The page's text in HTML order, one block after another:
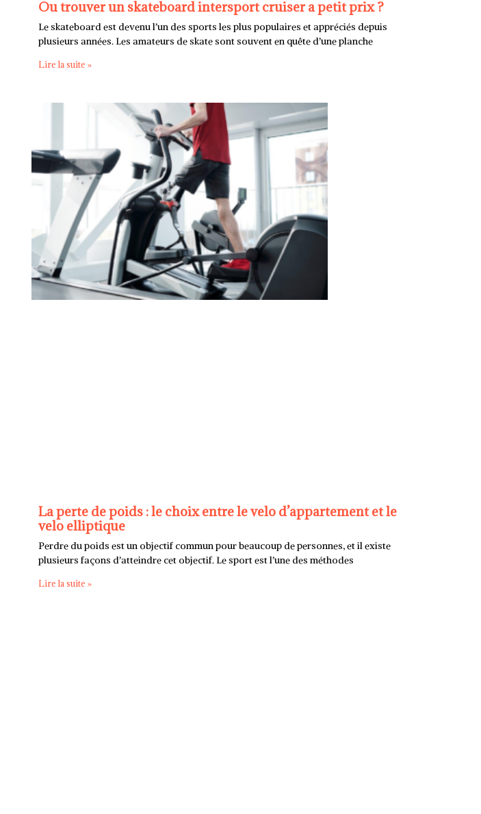
Ou trouver un skateboard intersport cruiser a petit prix ?
Le skateboard est devenu l’un des sports les plus populaires et appréciés depuis
plusieurs années. Les amateurs de skate sont souvent en quête d’une planche
Lire la suite »
La perte de poids : le choix entre le velo d’appartement et le
velo elliptique
Perdre du poids est un objectif commun pour beaucoup de personnes, et il existe
plusieurs façons d’atteindre cet objectif. Le sport est l’une des méthodes
Lire la suite »